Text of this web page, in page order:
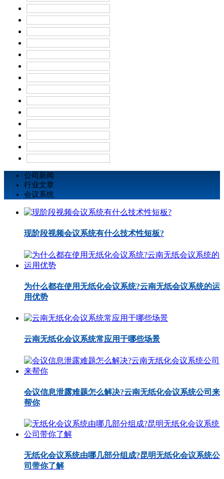
公司新闻
行业文章
会议系统
现阶段视频会议系统有什么技术性短板?
为什么都在使用无纸化会议系统?云南无纸会议系统的运
用优势
云南无纸化会议系统常应用于哪些场景
会议信息泄露难题怎么解决?云南无纸化会议系统公司来
帮你
无纸化会议系统由哪几部分组成?昆明无纸化会议系统公
司带你了解